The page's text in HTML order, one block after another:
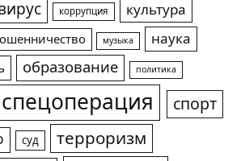
коррупция
культура
музыка
наука
образование политика
спецоперация спорт
суд терроризм